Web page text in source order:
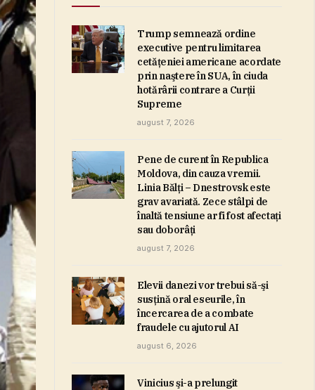
Trump semnează ordine
executive pentru limitarea
cetăţeniei americane acordate
prin naştere în SUA, în ciuda
hotărârii contrare a Curţii
Supreme
august 7, 2026
Pene de curent în Republica
Moldova, din cauza vremii.
Linia Bălţi – Dnestrovsk este
grav avariată. Zece stâlpi de
înaltă tensiune ar fi fost afectaţi
sau doborâţi
august 7, 2026
Elevii danezi vor trebui să-şi
susţină oral eseurile, în
încercarea de a combate
fraudele cu ajutorul AI
august 6, 2026
Vinicius şi-a prelungit